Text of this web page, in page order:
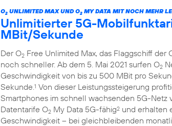
O2 UNLIMITED MAX UND O2 MY DATA MIT NOCH MEHR
Unlimitierter 5G-
MBit/Sekunde
Der O2 Free Unlimited Max, das Flaggschiff der
noch schneller. Ab dem 5. Mai 2021 surfen O2
Geschwindigkeit von bis zu 500 MBit pro
Sekunde.1 Von dieser Leistungssteigerung
Smartphones im schnell wachsenden 5G-Netz
Datentarife O2 My Data 5G-fähig2 und erhalten
Geschwindigkeit – bei gleichbleibenden